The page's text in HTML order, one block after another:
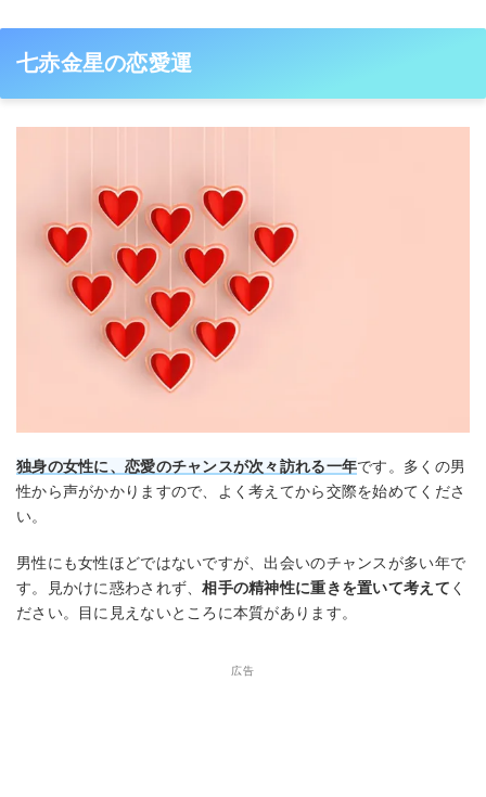
七赤金星の恋愛運
独身の女性に、恋愛のチャンスが次々訪れる一年です。多くの男
性から声がかかりますので、よく考えてから交際を始めてくださ
い。
男性にも女性ほどではないですが、出会いのチャンスが多い年で
す。見かけに惑わされず、相手の精神性に重きを置いて考えて く
ださい。目に見えないところに本質があります。
広告